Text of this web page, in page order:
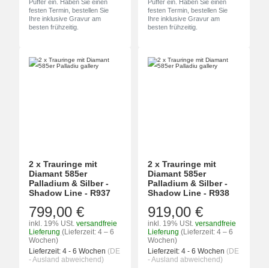
Puffer ein. Haben Sie einen
festen Termin, bestellen Sie
Ihre inklusive Gravur am
besten frühzeitig.
Puffer ein. Haben Sie einen
festen Termin, bestellen Sie
Ihre inklusive Gravur am
besten frühzeitig.
2 x Trauringe mit
Diamant 585er
Palladium & Silber -
Shadow Line - R937
799,00 €
inkl. 19% USt. versandfreie
Lieferung (Lieferzeit: 4 – 6
Wochen)
Lieferzeit: 4 - 6 Wochen (DE
- Ausland abweichend)
2 x Trauringe mit
Diamant 585er
Palladium & Silber -
Shadow Line - R938
919,00 €
inkl. 19% USt. versandfreie
Lieferung (Lieferzeit: 4 – 6
Wochen)
Lieferzeit: 4 - 6 Wochen (DE
- Ausland abweichend)